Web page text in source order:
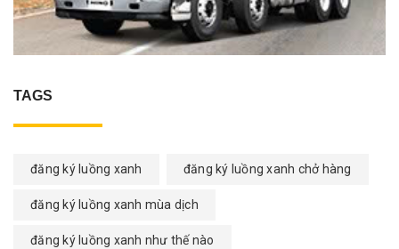
TAGS
đăng ký luồng xanh đăng ký luồng xanh chở hàng
đăng ký luồng xanh mùa dịch
đăng ký luồng xanh như thế nào